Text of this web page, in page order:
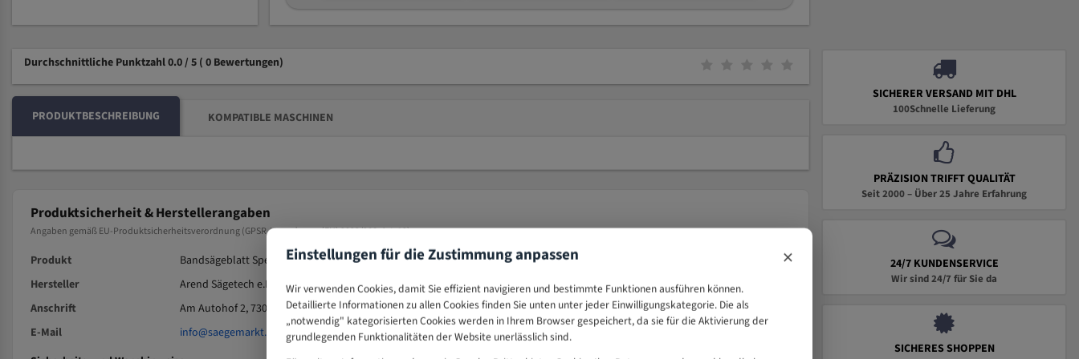
Durchschnittliche Punktzahl 0.0 / 5 ( 0 Bewertungen)
PRODUKTBESCHREIBUNG KOMPATIBLE MASCHINEN
Produktsicherheit & Herstellerangaben
Angaben gemäß EU-Produktsicherheitsverordnung (GPSR, Verordnung (EU) 2023/988, Art. 19).
Produkt
Bandsägeblatt Spezialstahl 1400x6x0,50x5mm
Hersteller
Arend Sägetech e.K.
Anschrift
Am Autohof 2, 73037 Göppingen, Deutschland
E-Mail
info@saegemarkt.de
SICHERER VERSAND MIT DHL
100Schnelle Lieferung
PRÄZISION TRIFFT QUALITÄT
Seit 2000 – Über 25 Jahre Erfahrung
24/7 KUNDENSERVICE
Wir sind 24/7 für Sie da
SICHERES SHOPPEN
Einstellungen für die Zustimmung anpassen ×
Wir verwenden Cookies, damit Sie effizient navigieren und bestimmte Funktionen ausführen können.
Detaillierte Informationen zu allen Cookies finden Sie unten unter jeder Einwilligungskategorie. Die als
„notwendig" kategorisierten Cookies werden in Ihrem Browser gespeichert, da sie für die Aktivierung der
grundlegenden Funktionalitäten der Website unerlässlich sind.